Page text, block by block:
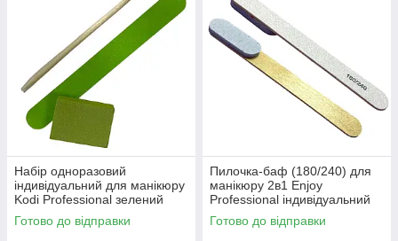
Набір одноразовий
індивідуальний для манікюру
Kodi Professional зелений
Готово до відправки
Пилочка-баф (180/240) для
манікюру 2в1 Enjoy
Professional індивідуальний
набір
Готово до відправки